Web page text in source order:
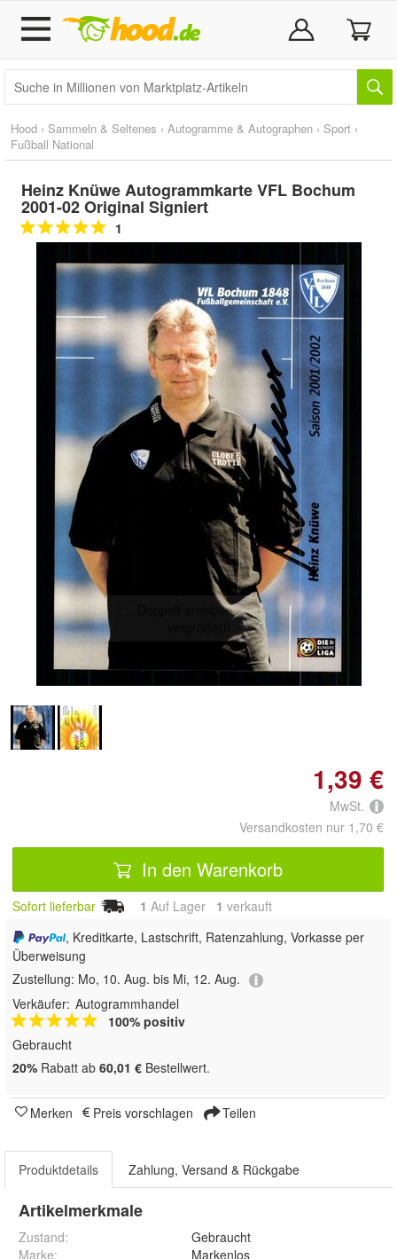
Hood › Sammeln & Seltenes › Autogramme & Autographen › Sport ›
Fußball National
Heinz Knüwe Autogrammkarte VFL Bochum
2001-02 Original Signiert
1
Doppelt antippen zum
1,39 €
MwSt.
Versandkosten nur 1,70 €
In den Warenkorb
Sofort lieferbar 1 Auf Lager 1 verkauft
, Kreditkarte, Lastschrift, Ratenzahlung, Vorkasse per
Überweisung
Zustellung: Mo, 10. Aug. bis Mi, 12. Aug.
Verkäufer: Autogrammhandel
100% positiv
Gebraucht
20% Rabatt ab 60,01 € Bestellwert.
Merken Preis vorschlagen Teilen
Produktdetails Zahlung, Versand & Rückgabe
Artikelmerkmale
Zustand:
Gebraucht
Marke:
Markenlos